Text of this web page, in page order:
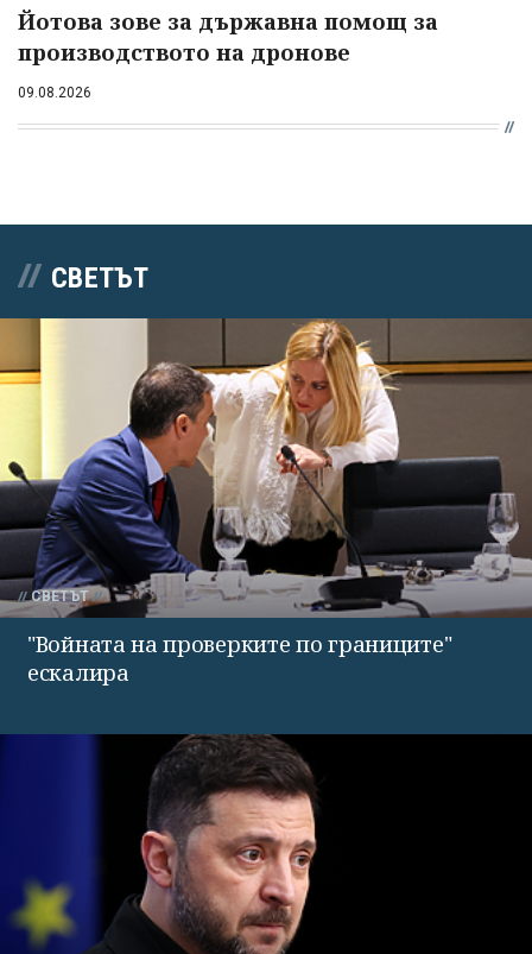
Йотова зове за държавна помощ за
производството на дронове
09.08.2026
СВЕТЪТ
СВЕТЪТ
"Войната на проверките по границите"
ескалира